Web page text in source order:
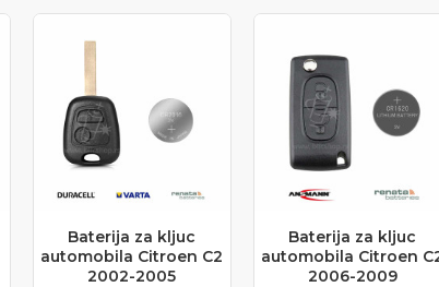
Baterija za kljuc
automobila Citroen C2
2002-2005
Baterija za kljuc
automobila Citroen
2006-2009